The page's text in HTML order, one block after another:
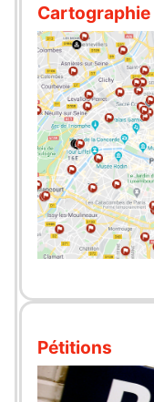
Cartographie
Pétitions